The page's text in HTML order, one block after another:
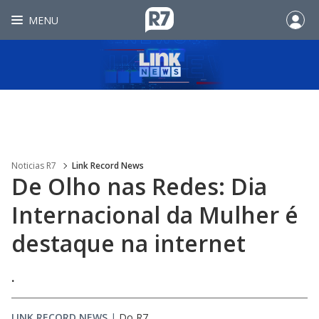
MENU
Noticias R7 Link Record News
De Olho nas Redes: Dia
Internacional da Mulher é
destaque na internet
.